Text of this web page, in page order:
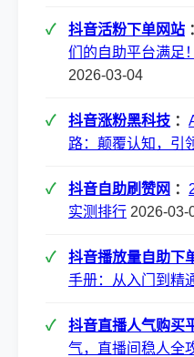
抖音活粉下单网站
们的自助平台满足
2026-03-04
抖音涨粉黑科技 ：
路：颠覆认知，引
抖音自助刷赞网 ：
实测排行 2026-03-
抖音播放量自助下
手册：从入门到精
抖音直播人气购买
气，直播间稳人全